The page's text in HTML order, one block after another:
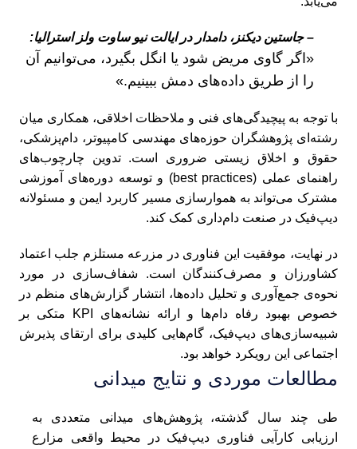
– جاستین دیکنز، دامدار در ایالت نیو ساوت ولز استرالیا:
«اگر گاوی مریض شود یا انگل بگیرد، می‌توانیم آن
را از طریق داده‌های دمش ببینیم.»
با توجه به پیچیدگی‌های فنی و ملاحظات اخلاقی، همکاری میان
رشته‌ای پژوهشگران حوزه‌های مهندسی کامپیوتر، دام‌پزشکی،
حقوق و اخلاق زیستی ضروری است. تدوین چارچوب‌های
راهنمای عملی (best practices) و توسعه دوره‌های آموزشی
مشترک می‌تواند به هموارسازی مسیر کاربرد ایمن و مسئولانه
دیپ‌فیک در صنعت دام‌داری کمک کند.
در نهایت، موفقیت این فناوری در مزرعه مستلزم جلب اعتماد
کشاورزان و مصرف‌کنندگان است. شفاف‌سازی در مورد
نحوه‌ی جمع‌آوری و تحلیل داده‌ها، انتشار گزارش‌های منظم در
خصوص بهبود رفاه دام‌ها و ارائه نشانه‌های KPI متکی بر
شبیه‌سازی‌های دیپ‌فیک، گام‌هایی کلیدی برای ارتقای پذیرش
اجتماعی این رویکرد خواهد بود.
مطالعات موردی و نتایج میدانی
طی چند سال گذشته، پژوهش‌های میدانی متعددی به
ارزیابی کارآیی فناوری دیپ‌فیک در محیط واقعی مزارع